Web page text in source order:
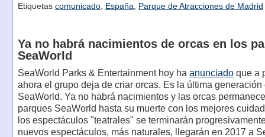
Etiquetas comunicado, España Parque de Atracciones de Madrid
Ya no habrá nacimientos de orcas en los
SeaWorld
SeaWorld Parks & Entertainment hoy ha anunciadoque a
ahora el grupo deja de criar orcas. Es la última generación
SeaWorld. Ya no habrá nacimientos y las orcas
parques SeaWorld hasta su muerte con los mejores
los espectáculos "teatrales" se terminarán
nuevos espectáculos, más naturales, llegarán en 2017 a